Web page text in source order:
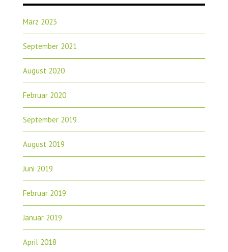
März 2023
September 2021
August 2020
Februar 2020
September 2019
August 2019
Juni 2019
Februar 2019
Januar 2019
April 2018